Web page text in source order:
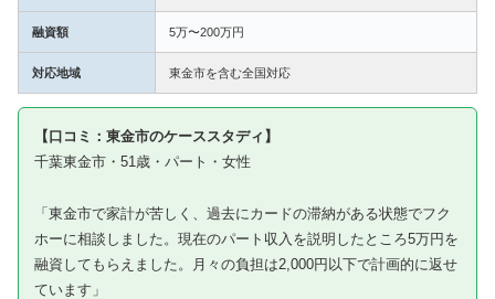
融資額 5万〜200万円
対応地域 東金市を含む全国対応
【口コミ：東金市のケーススタディ】
千葉東金市・51歳・パート・女性
「東金市で家計が苦しく、過去にカードの滞納がある状態でフク
ホーに相談しました。現在のパート収入を説明したところ5万円を
融資してもらえました。月々の負担は2,000円以下で計画的に返せ
ています」